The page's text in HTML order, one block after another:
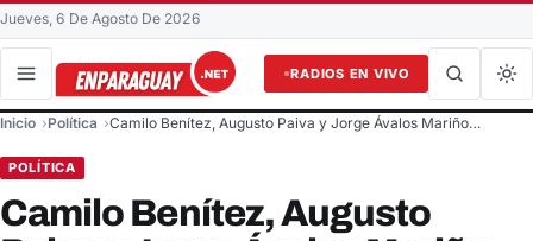
Jueves, 6 De Agosto De 2026
RADIOS EN VIVO
Buscar en el sitio
Inicio Política Camilo Benítez, Augusto Paiva y Jorge Ávalos Mariño…
POLÍTICA
Camilo Benítez, Augusto